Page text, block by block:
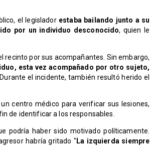
el legislador estaba bailando junto a su
por un individuo desconocido, quien le
recinto por sus acompañantes. Sin embargo,
esta vez acompañado por otro sujeto,
. Durante el incidente, también resultó herido el
centro médico para verificar sus lesiones,
de identificar a los responsables.
podría haber sido motivado políticamente.
habría gritado " La izquierda siempre